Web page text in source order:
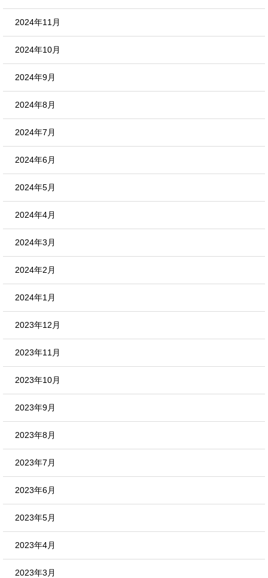
2024年11月
2024年10月
2024年9月
2024年8月
2024年7月
2024年6月
2024年5月
2024年4月
2024年3月
2024年2月
2024年1月
2023年12月
2023年11月
2023年10月
2023年9月
2023年8月
2023年7月
2023年6月
2023年5月
2023年4月
2023年3月